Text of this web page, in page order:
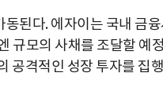
된다. 에자이는 국내 금
규모의 사채를 조달할 예
공격적인 성장 투자를 집